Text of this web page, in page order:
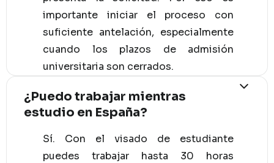
importante iniciar el proceso con
suficiente antelación, especialmente
cuando los plazos de admisión
universitaria son cerrados.
¿Puedo trabajar mientras
estudio en España?
Sí. Con el visado de estudiante
puedes trabajar hasta 30 horas